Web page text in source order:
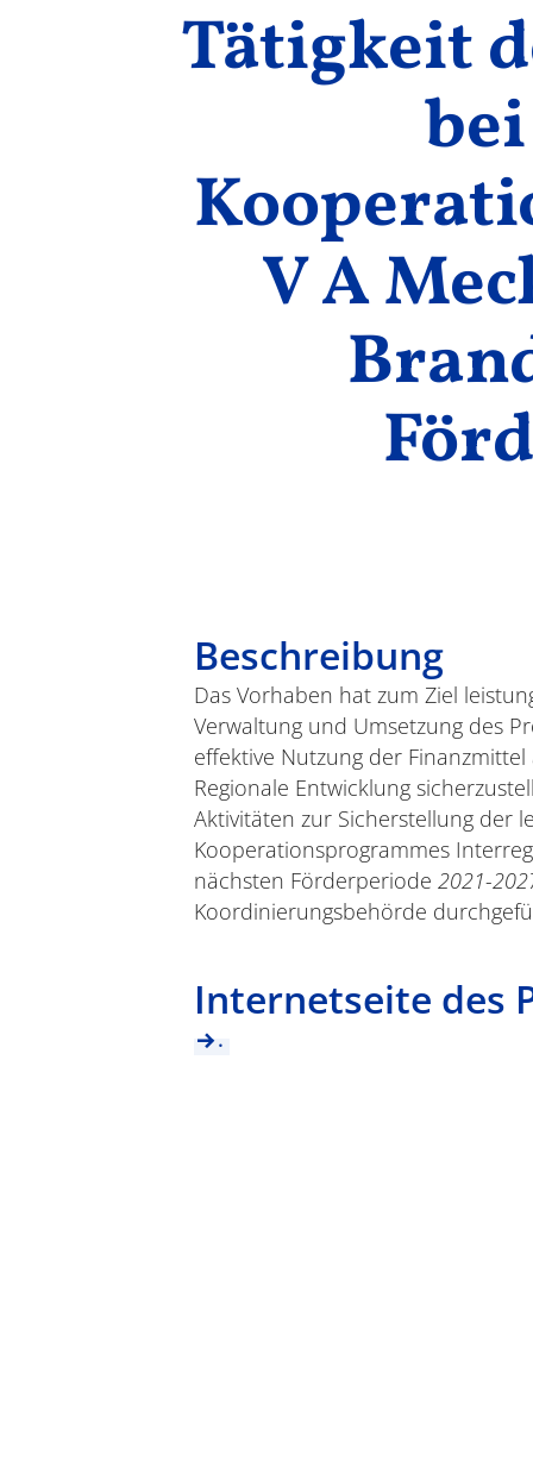
Tätigkeit
V A
Beschreibung
Das Vorhaben hat zum Ziel
Verwaltung und Umsetzung des
effektive Nutzung der
Regionale Entwicklung
Aktivitäten zur Sicherstellung der
Kooperationsprogrammes
nächsten Förderperiode2021-
Koordinierungsbehörde
Internetseite des
.